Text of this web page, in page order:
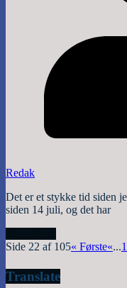
Redak
Det er et stykke tid siden
siden 14 juli, og det har
Side 22 af 105« Første«...
Translate